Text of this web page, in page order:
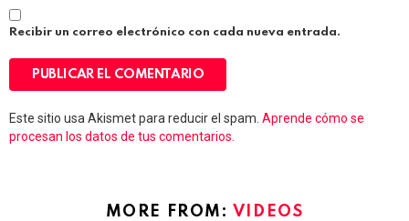
Recibir un correo electrónico con cada nueva entrada.
Este sitio usa Akismet para reducir el spam. Aprende cómo se
procesan los datos de tus comentarios.
MORE FROM: VIDEOS